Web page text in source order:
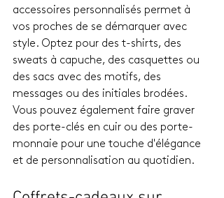
accessoires personnalisés permet à
vos proches de se démarquer avec
style. Optez pour des t-shirts, des
sweats à capuche, des casquettes ou
des sacs avec des motifs, des
messages ou des initiales brodées.
Vous pouvez également faire graver
des porte-clés en cuir ou des porte-
monnaie pour une touche d'élégance
et de personnalisation au quotidien.